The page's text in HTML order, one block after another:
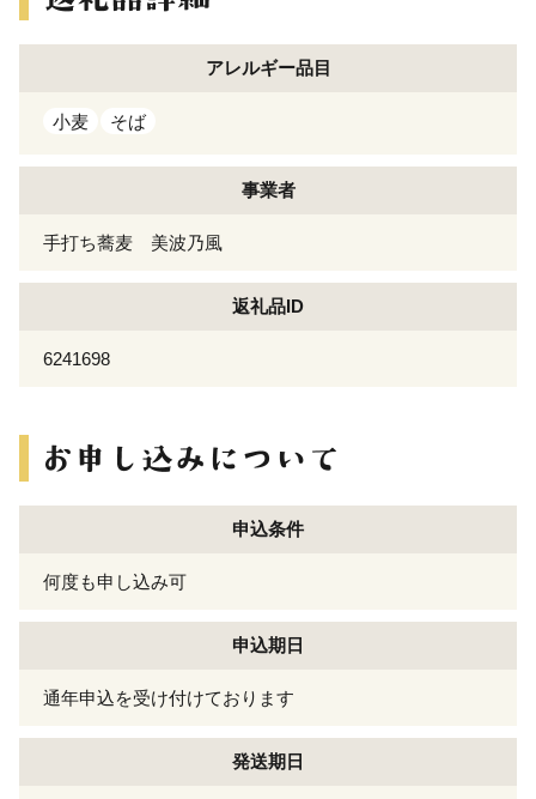
アレルギー品目
小麦 そば
事業者
手打ち蕎麦 美波乃風
返礼品ID
6241698
申込条件
何度も申し込み可
申込期日
通年申込を受け付けております
発送期日